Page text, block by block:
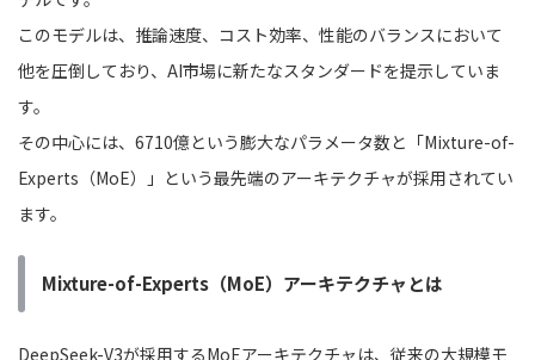
このモデルは、推論速度、コスト効率、性能のバランスにおいて
他を圧倒しており、AI市場に新たなスタンダードを提示していま
す。
その中心には、6710億という膨大なパラメータ数と「Mixture-of-
Experts（MoE）」という最先端のアーキテクチャが採用されてい
ます。
Mixture-of-Experts（MoE）アーキテクチャとは
DeepSeek-V3が採用するMoEアーキテクチャは、従来の大規模モ